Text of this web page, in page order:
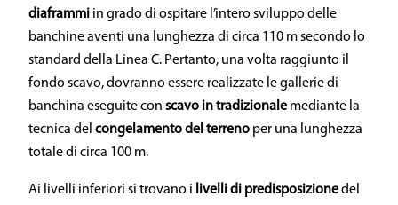
diaframmi in grado di ospitare l’intero sviluppo delle
banchine aventi una lunghezza di circa 110 m secondo lo
standard della Linea C. Pertanto, una volta raggiunto il
fondo scavo, dovranno essere realizzate le gallerie di
banchina eseguite con scavo in tradizionale mediante la
tecnica del congelamento del terreno per una lunghezza
totale di circa 100 m.
Ai livelli inferiori si trovano i livelli di predisposizionedel